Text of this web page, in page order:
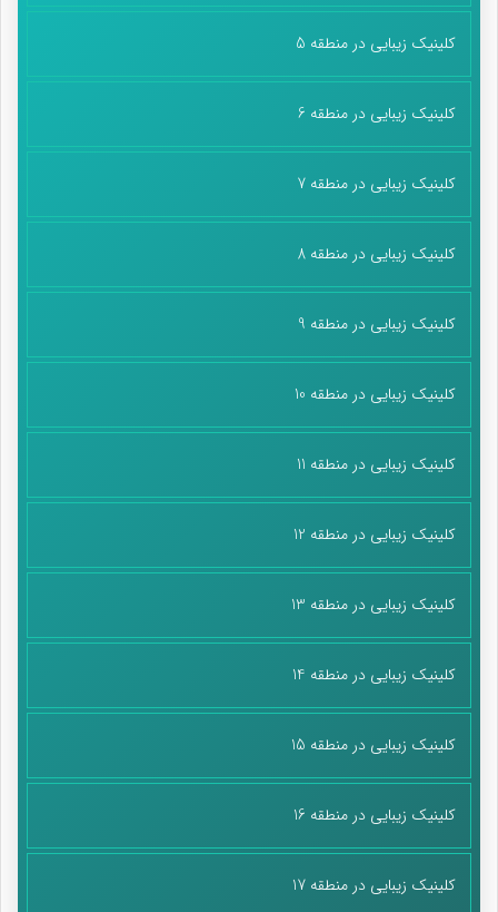
کلینیک زیبایی در منطقه 5
کلینیک زیبایی در منطقه 6
کلینیک زیبایی در منطقه 7
کلینیک زیبایی در منطقه 8
کلینیک زیبایی در منطقه 9
کلینیک زیبایی در منطقه 10
کلینیک زیبایی در منطقه 11
کلینیک زیبایی در منطقه 12
کلینیک زیبایی در منطقه 13
کلینیک زیبایی در منطقه 14
کلینیک زیبایی در منطقه 15
کلینیک زیبایی در منطقه 16
کلینیک زیبایی در منطقه 17